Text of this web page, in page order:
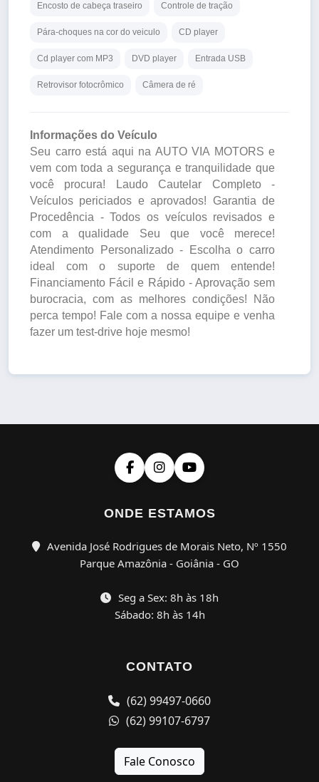
Encosto de cabeça traseiro Controle de tração
Pára-choques na cor do veiculo CD player
Cd player com MP3 DVD player Entrada USB
Retrovisor fotocrômico Câmera de ré
Informações do Veículo
Seu carro está aqui na AUTO VIA MOTORS e
vem com toda a segurança e tranquilidade que
você procura! Laudo Cautelar Completo -
Veículos periciados e aprovados! Garantia de
Procedência - Todos os veículos revisados e
com a qualidade Seu que você merece!
Atendimento Personalizado - Escolha o carro
ideal com o suporte de quem entende!
Financiamento Fácil e Rápido - Aprovação sem
burocracia, com as melhores condições! Não
perca tempo! Fale com a nossa equipe e venha
fazer um test-drive hoje mesmo!
ONDE ESTAMOS
Avenida José Rodrigues de Morais Neto, Nº 1550
Parque Amazônia - Goiânia - GO
Seg a Sex: 8h às 18h
Sábado: 8h às 14h
CONTATO
(62) 99497-0660
(62) 99107-6797
Fale Conosco